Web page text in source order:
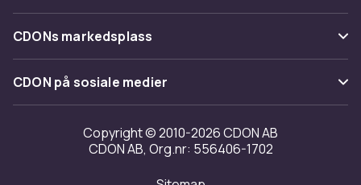
Tilbakekallinger
Varemerker
Om oss
Kundeanmeldelser
Jobbe på CDON
Investor relations
Tilgjengelighet
CDONs markedsplass
Merchant Help Center
CDON på sosiale medier
Copyright © 2010-2026 CDON AB
CDON AB, Org.nr: 556406-1702